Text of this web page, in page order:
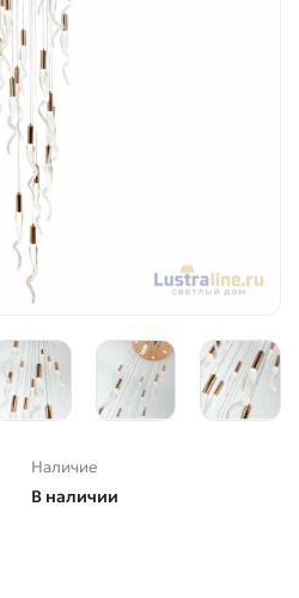
Наличие
В наличии